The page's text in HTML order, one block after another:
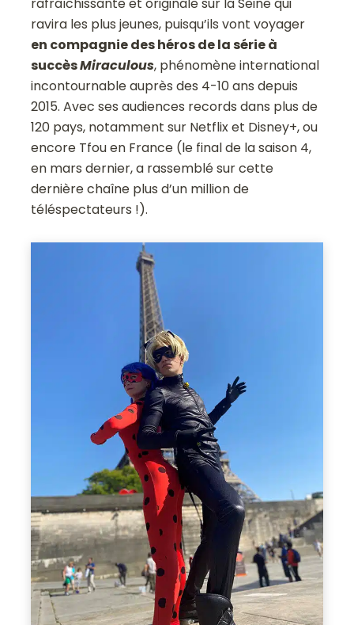
rafraîchissante et originale sur la Seine qui
ravira les plus jeunes, puisqu’ils vont voyager
en compagnie des héros de la série à
succèsMiraculous, phénomène international
incontournable auprès des 4-10 ans depuis
2015. Avec ses audiences records dans plus de
120 pays, notamment sur Netflix et Disney+, ou
encore Tfou en France (le final de la saison 4,
en mars dernier, a rassemblé sur cette
dernière chaîne plus d’un million de
téléspectateurs !).